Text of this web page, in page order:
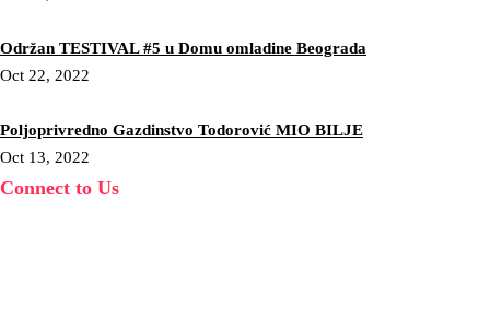
Održan TESTIVAL #5 u Domu omladine Beograda
Oct 22, 2022
Poljoprivredno Gazdinstvo Todorović MIO BILJE
Oct 13, 2022
Connect to Us